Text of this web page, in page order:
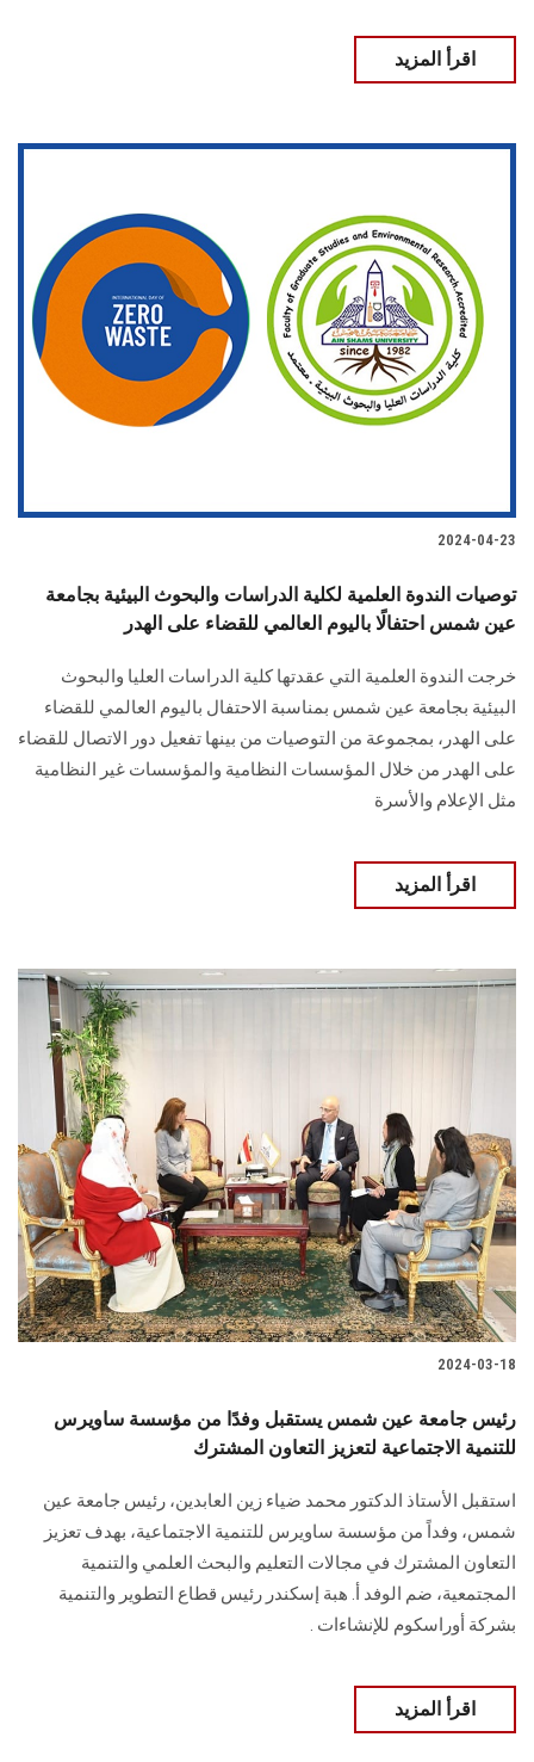
اقرأ المزيد
2024-04-23
توصيات الندوة العلمية لكلية الدراسات والبحوث البيئية بجامعة
عين شمس احتفالًا باليوم العالمي للقضاء على الهدر
خرجت الندوة العلمية التي عقدتها كلية الدراسات العليا والبحوث
البيئية بجامعة عين شمس ‏بمناسبة الاحتفال باليوم العالمي للقضاء
على الهدر، بمجموعة من التوصيات من بينها تفعيل دور ‏الاتصال للقضاء
على الهدر من خلال المؤسسات النظامية والمؤسسات ‏غير النظامية
مثل الإعلام والأسرة
اقرأ المزيد
2024-03-18
رئيس جامعة عين شمس يستقبل وفدًا من مؤسسة ساويرس
للتنمية الاجتماعية لتعزيز التعاون المشترك
استقبل الأستاذ الدكتور محمد ضياء زين العابدين، رئيس جامعة عين
شمس، وفداً من مؤسسة ‏ساويرس للتنمية الاجتماعية، بهدف تعزيز
التعاون المشترك في مجالات التعليم والبحث العلمي ‏والتنمية
المجتمعية، ضم الوفد أ. هبة إسكندر رئيس قطاع التطوير والتنمية
بشركة أوراسكوم ‏للإنشاءات .
اقرأ المزيد